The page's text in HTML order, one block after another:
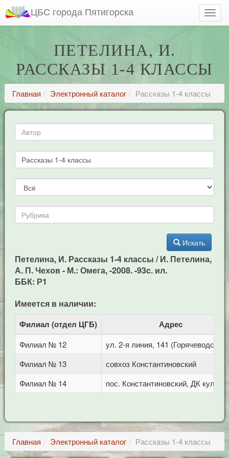
ЦБС города Пятигорска
ПЕТЕЛИНА, И.
РАССКАЗЫ 1-4 КЛАССЫ
Главная Электронный каталог Рассказы 1-4 классы
Искать
Петелина, И. Рассказы 1-4 классы / И. Петелина,
А. П. Чехов - М.: Омега, -2008. -93c. ил.
ББК: Р1
Имеется в наличии:
Филиал (отдел ЦГБ) Адрес
Филиал № 12
ул. 2-я линия, 141 (Горячеводск)
Филиал № 13
совхоз Константиновский
Филиал № 14
пос. Константиновский, ДК
Главная Электронный каталог Рассказы 1-4 классы